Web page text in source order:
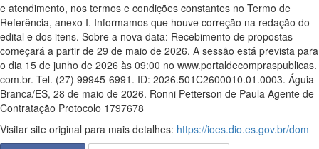
e atendimento, nos termos e condições constantes no Termo de
Referência, anexo I. Informamos que houve correção na redação do
edital e dos itens. Sobre a nova data: Recebimento de propostas
começará a partir de 29 de maio de 2026. A sessão está prevista para
o dia 15 de junho de 2026 às 09:00 no www.portaldecompraspublicas.
com.br. Tel. (27) 99945-6991. ID: 2026.501C2600010.01.0003. Águia
Branca/ES, 28 de maio de 2026. Ronni Petterson de Paula Agente de
Contratação Protocolo 1797678
Visitar site original para mais detalhes: https://ioes.dio.es.gov.br/dom